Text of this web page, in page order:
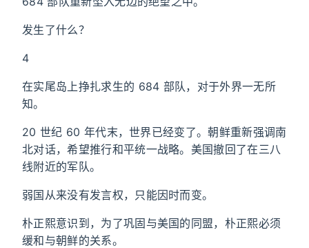
发生了什么？
4
在实尾岛上挣扎求生的 684 部队，对于外界一无所
知。
20 世纪 60 年代末，世界已经变了。朝鲜重新强调南
北对话，希望推行和平统一战略。美国撤回了在三八
线附近的军队。
弱国从来没有发言权，只能因时而变。
朴正熙意识到，为了巩固与美国的同盟，朴正熙必须
缓和与朝鲜的关系。